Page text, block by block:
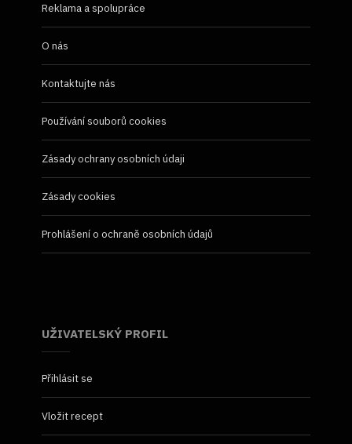
Reklama a spolupráce
O nás
Kontaktujte nás
Používání souborů cookies
Zásady ochrany osobních údaji
Zásady cookies
Prohlášení o ochraně osobních údajů
UŽIVATELSKÝ PROFIL
Přihlásit se
Vložit recept